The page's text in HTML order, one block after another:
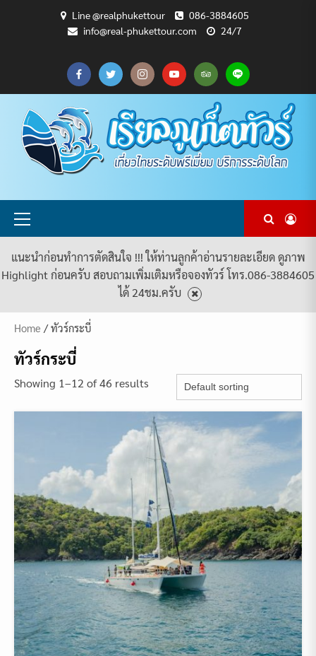
Line @realphukettour
086-3884605
info@real-phukettour.com
24/7
CART
CHECKOUT
MY
ACCOUNT
SAMPLE
PAGE
ทัวร์
ทั้งหมด
บทความ
ท่อง
เที่ยว
ยินดี
ต้อนรับ
สู่
PHUKET
TOUR
เกี่ยว
กับ
เรา
แพ็คเกจ
ทัวร์
ทั้งหมด
Primary
แนะนำก่อนทำการตัดสินใจ !!! ให้ท่านลูกค้าอ่านรายละเอียด ดูภาพ
Highlight ก่อนครับ สอบถามเพิ่มเติมหรือจองทัวร์ โทร.086-3884605
ได้ 24ชม.ครับ
Home / ทัวร์กระบี่
ทัวร์กระบี่
Showing 1–12 of 46 results